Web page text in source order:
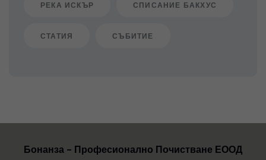
РЕКА ИСКЪР СПИСАНИЕ БАКХУС
СТАТИЯ СЪБИТИЕ
Бонанза - Професионално Почистване ЕООД